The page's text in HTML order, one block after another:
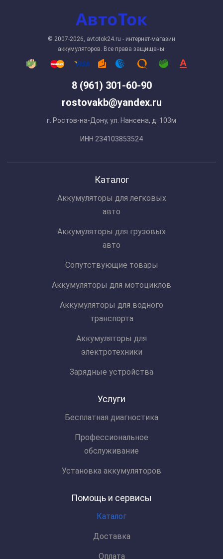
8 (961) 301-60-90
rostovakb@yandex.ru
г. Ростов-на-Дону, ул. Нансена, д. 103м
ИНН 234103853524
© 2007-2026, avtotok24.ru - интернет-магазин
аккумуляторов. Все права защищены.
Каталог
Аккумуляторы для легковых
авто
Аккумуляторы для грузовых
авто
Сопутствующие товары
Аккумуляторы для мотоциклов
Аккумуляторы для водного
транспорта
Аккумуляторы для
электротехники
Зарядные устройства
Услуги
Бесплатная диагностика
Профессиональное
обслуживание
Установка аккумуляторов
Помощь и сервисы
Каталог
Доставка
Оплата